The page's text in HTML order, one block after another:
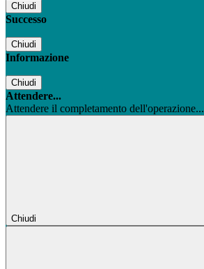
Chiudi
Successo
Chiudi
Informazione
Chiudi
Attendere...
Attendere il completamento dell'operazione...
Chiudi